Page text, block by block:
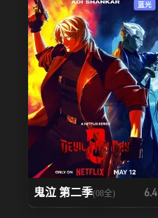
50
蓝光
鬼泣 第二季(08全) 6.4